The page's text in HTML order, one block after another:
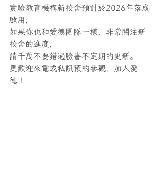
實驗教育機構新校舍預計於2026年落成
啟用，
如果你也和愛德團隊一樣，非常關注新
校舍的進度，
請千萬不要錯過臉書不定期的更新。
更歡迎來電或私訊預約參觀，加入愛
德！